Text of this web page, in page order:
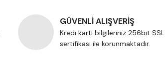
GÜVENLİ ALIŞVERİŞ
Kredi kartı bilgileriniz 256bit SSL
sertifikası ile korunmaktadır.